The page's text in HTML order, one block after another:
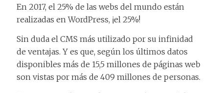
En 2017, el 25% de las webs del mundo están
realizadas en WordPress, ¡el 25%!
Sin duda el CMS más utilizado por su infinidad
de ventajas. Y es que, según los últimos datos
disponibles más de 15,5 millones de páginas web
son vistas por más de 409 millones de personas.